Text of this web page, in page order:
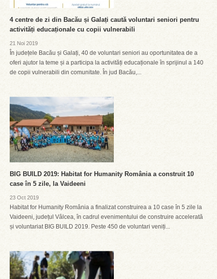
4 centre de zi din Bacău și Galați caută voluntari seniori pentru
activități educaționale cu copii vulnerabili
21 Noi 2019
În județele Bacău și Galați, 40 de voluntari seniori au oportunitatea de a
oferi ajutor la teme și a participa la activități educaționale în sprijinul a 140
de copii vulnerabili din comunitate. În jud Bacău,...
BIG BUILD 2019: Habitat for Humanity România a construit 10
case în 5 zile, la Vaideeni
23 Oct 2019
Habitat for Humanity România a finalizat construirea a 10 case în 5 zile la
Vaideeni, județul Vâlcea, în cadrul evenimentului de construire accelerată
și voluntariat BIG BUILD 2019. Peste 450 de voluntari veniți...